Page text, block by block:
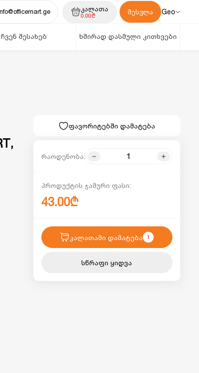
კალათა
0.00₾ შესვლა Geo
ჩვენ შესახებ ხშირად დასმული კითხვები
ფავორიტებში დამატება
რაოდენობა:
პროდუქტის ჯამური ფასი:
43.00₾
კალათაში დამატება 1
სწრაფი ყიდვა